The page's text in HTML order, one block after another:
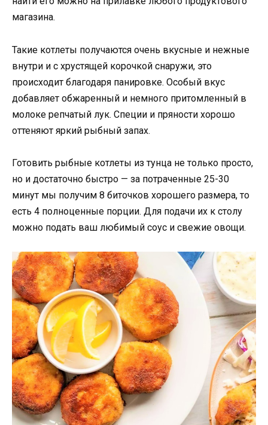
магазина.
Такие котлеты получаются очень вкусные и нежные
внутри и с хрустящей корочкой снаружи, это
происходит благодаря панировке. Особый вкус
добавляет обжаренный и немного притомленный в
молоке репчатый лук. Специи и пряности хорошо
оттеняют яркий рыбный запах.
Готовить рыбные котлеты из тунца не только просто,
но и достаточно быстро — за потраченные 25-30
минут мы получим 8 биточков хорошего размера, то
есть 4 полноценные порции. Для подачи их к столу
можно подать ваш любимый соус и свежие овощи.